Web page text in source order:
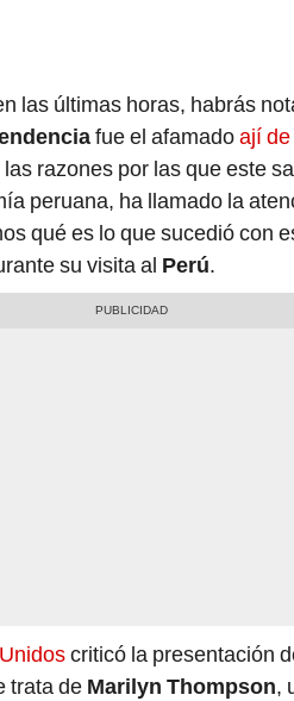
las últimas horas, habrás
fue el afamadoají
razones por las que este
peruana, ha llamado la
qué es lo que sucedió con
su visita al Perú.
criticó la presentación
trata de Marilyn Thompson,